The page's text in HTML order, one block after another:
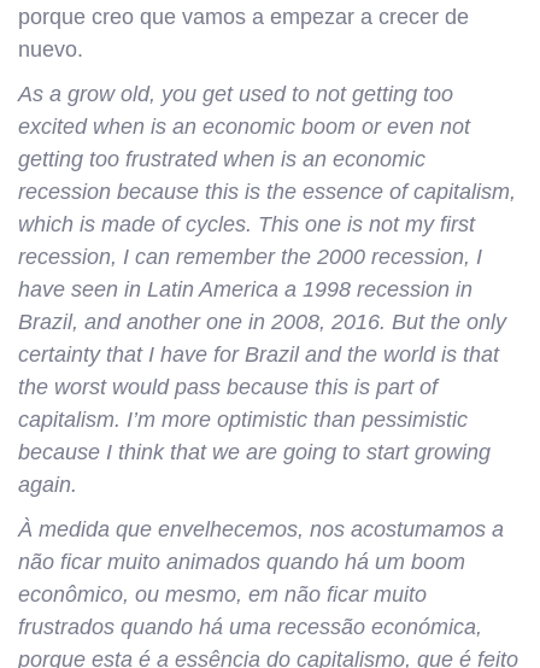
porque creo que vamos a empezar a crecer de
nuevo.
As a grow old, you get used to not getting too
excited when is an economic boom or even not
getting too frustrated when is an economic
recession because this is the essence of capitalism,
which is made of cycles. This one is not my first
recession, I can remember the 2000 recession, I
have seen in Latin America a 1998 recession in
Brazil, and another one in 2008, 2016. But the only
certainty that I have for Brazil and the world is that
the worst would pass because this is part of
capitalism. I’m more optimistic than pessimistic
because I think that we are going to start growing
again.
À medida que envelhecemos, nos acostumamos a
não ficar muito animados quando há um boom
econômico, ou mesmo, em não ficar muito
frustrados quando há uma recessão económica,
porque esta é a essência do capitalismo, que é feito